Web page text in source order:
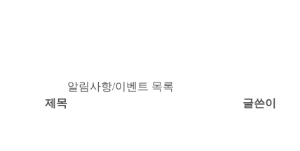
알림사항/이벤트 목록
제목 글쓴이